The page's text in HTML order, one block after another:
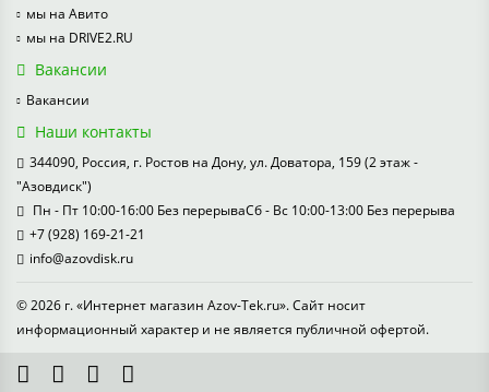
мы на Авито
мы на DRIVE2.RU
Вакансии
Вакансии
Наши контакты
344090, Россия, г. Ростов на Дону, ул. Доватора, 159 (2 этаж -
"Азовдиск")
Пн - Пт 10:00-16:00 Без перерываСб - Вс 10:00-13:00 Без перерыва
+7 (928) 169-21-21
info@azovdisk.ru
© 2026 г. «Интернет магазин Azov-Tek.ru». Сайт носит
информационный характер и не является публичной офертой.